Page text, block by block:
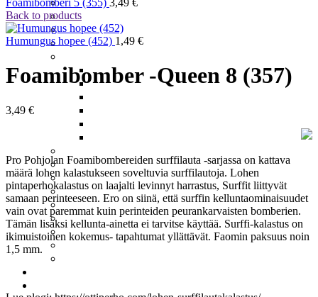
Moppiperhot
Pintaperhot
Putkiperhot
Ampiainen
Järvikatkat – Scuds
Spuddlerit
Squirmyt
Streamerit Ja Zonkkerit
Sumariperhot
Tenon Suurlohiperhot
Tinselit
Uppoperhot
Foamibomberi 5 (355) 3,49 €
Back to products
Humungus hopee (452) 1,49 €
Foamibomber -Queen 8 (357)
3,49 €
Pro Pohjolan Foamibombereiden surffilauta -sarjassa on kattava
määrä lohen kalastukseen soveltuvia surffilautoja. Lohen
pintaperhokalastus on laajalti levinnyt harrastus, Surffit liittyvät
samaan perinteeseen. Ero on siinä, että surffin kelluntaominaisuudet
vain ovat paremmat kuin perinteiden peurankarvaisten bomberien.
Tämän lisäksi kellunta-ainetta ei tarvitse käyttää. Surffi-kalastus on
ikimuistoinen kokemus- tapahtumat yllättävät. Faomin paksuus noin
1,5 mm.